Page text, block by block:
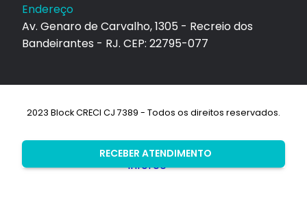
RECEBER ATENDIMENTO
Endereço
Av. Genaro de Carvalho, 1305 - Recreio dos
Bandeirantes - RJ. CEP: 22795-077
2023 Block CRECI CJ 7389 - Todos os direitos reservados.